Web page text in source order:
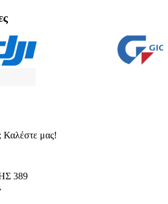
Καλέστε μας!
389